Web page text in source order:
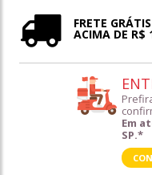
FRETE GRÁTIS
ACIMA DE R$
Em
SP.*